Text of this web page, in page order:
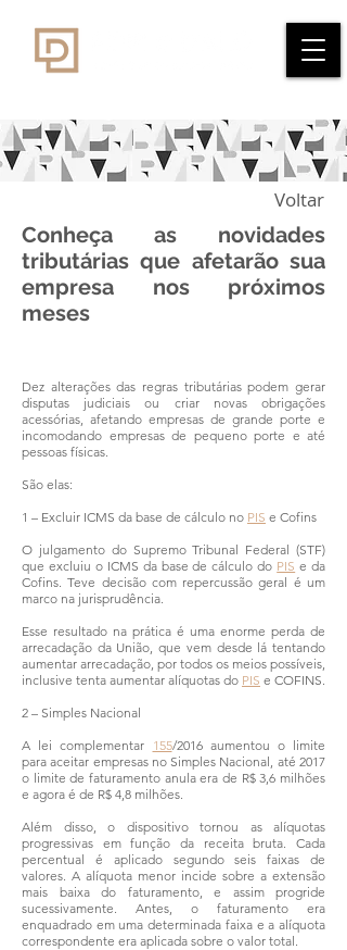
Voltar
Conheça as novidades
tributárias que afetarão sua
empresa nos próximos
meses
Dez alterações das regras tributárias podem gerar
disputas judiciais ou criar novas obrigações
acessórias, afetando empresas de grande porte e
incomodando empresas de pequeno porte e até
pessoas físicas.
São elas:
1 – Excluir ICMS da base de cálculo no PIS e Cofins
O julgamento do Supremo Tribunal Federal (STF)
que excluiu o ICMS da base de cálculo do PIS e da
Cofins. Teve decisão com repercussão geral é um
marco na jurisprudência.
Esse resultado na prática é uma enorme perda de
arrecadação da União, que vem desde lá tentando
aumentar arrecadação, por todos os meios possíveis,
inclusive tenta aumentar alíquotas do PIS e COFINS.
2 – Simples Nacional
A lei complementar 155/2016 aumentou o limite
para aceitar empresas no Simples Nacional, até 2017
o limite de faturamento anula era de R$ 3,6 milhões
e agora é de R$ 4,8 milhões.
Além disso, o dispositivo tornou as alíquotas
progressivas em função da receita bruta. Cada
percentual é aplicado segundo seis faixas de
valores. A alíquota menor incide sobre a extensão
mais baixa do faturamento, e assim progride
sucessivamente. Antes, o faturamento era
enquadrado em uma determinada faixa e a alíquota
correspondente era aplicada sobre o valor total.